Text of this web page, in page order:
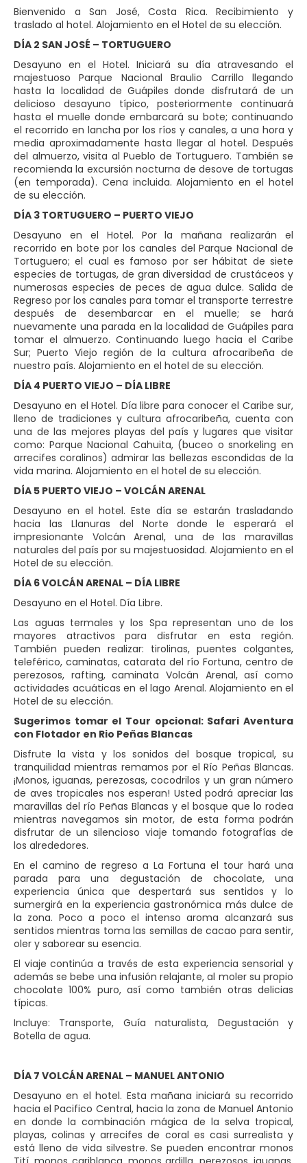
Bienvenido a San José, Costa Rica. Recibimiento y
traslado al hotel. Alojamiento en el Hotel de su elección.
DÍA 2 SAN JOSÉ – TORTUGUERO
Desayuno en el Hotel. Iniciará su día atravesando el
majestuoso Parque Nacional Braulio Carrillo llegando
hasta la localidad de Guápiles donde disfrutará de un
delicioso desayuno típico, posteriormente continuará
hasta el muelle donde embarcará su bote; continuando
el recorrido en lancha por los ríos y canales, a una hora y
media aproximadamente hasta llegar al hotel. Después
del almuerzo, visita al Pueblo de Tortuguero. También se
recomienda la excursión nocturna de desove de tortugas
(en temporada). Cena incluida. Alojamiento en el hotel
de su elección.
DÍA 3 TORTUGUERO – PUERTO VIEJO
Desayuno en el Hotel. Por la mañana realizarán el
recorrido en bote por los canales del Parque Nacional de
Tortuguero; el cual es famoso por ser hábitat de siete
especies de tortugas, de gran diversidad de crustáceos y
numerosas especies de peces de agua dulce. Salida de
Regreso por los canales para tomar el transporte terrestre
después de desembarcar en el muelle; se hará
nuevamente una parada en la localidad de Guápiles para
tomar el almuerzo. Continuando luego hacia el Caribe
Sur; Puerto Viejo región de la cultura afrocaribeña de
nuestro país. Alojamiento en el hotel de su elección.
DÍA 4 PUERTO VIEJO – DÍA LIBRE
Desayuno en el Hotel. Día libre para conocer el Caribe sur,
lleno de tradiciones y cultura afrocaribeña, cuenta con
una de las mejores playas del país y lugares que visitar
como: Parque Nacional Cahuita, (buceo o snorkeling en
arrecifes coralinos) admirar las bellezas escondidas de la
vida marina. Alojamiento en el hotel de su elección.
DÍA 5 PUERTO VIEJO – VOLCÁN ARENAL
Desayuno en el hotel. Este día se estarán trasladando
hacia las Llanuras del Norte donde le esperará el
impresionante Volcán Arenal, una de las maravillas
naturales del país por su majestuosidad. Alojamiento en el
Hotel de su elección.
DÍA 6 VOLCÁN ARENAL – DÍA LIBRE
Desayuno en el Hotel. Día Libre.
Las aguas termales y los Spa representan uno de los
mayores atractivos para disfrutar en esta región.
También pueden realizar: tirolinas, puentes colgantes,
teleférico, caminatas, catarata del río Fortuna, centro de
perezosos, rafting, caminata Volcán Arenal, así como
actividades acuáticas en el lago Arenal. Alojamiento en el
Hotel de su elección.
Sugerimos tomar el Tour opcional: Safari Aventura
con Flotador en Rio Peñas Blancas
Disfrute la vista y los sonidos del bosque tropical, su
tranquilidad mientras remamos por el Río Peñas Blancas.
¡Monos, iguanas, perezosas, cocodrilos y un gran número
de aves tropicales nos esperan! Usted podrá apreciar las
maravillas del río Peñas Blancas y el bosque que lo rodea
mientras navegamos sin motor, de esta forma podrán
disfrutar de un silencioso viaje tomando fotografías de
los alrededores.
En el camino de regreso a La Fortuna el tour hará una
parada para una degustación de chocolate, una
experiencia única que despertará sus sentidos y lo
sumergirá en la experiencia gastronómica más dulce de
la zona. Poco a poco el intenso aroma alcanzará sus
sentidos mientras toma las semillas de cacao para sentir,
oler y saborear su esencia.
El viaje continúa a través de esta experiencia sensorial y
además se bebe una infusión relajante, al moler su propio
chocolate 100% puro, así como también otras delicias
típicas.
Incluye: Transporte, Guía naturalista, Degustación y
Botella de agua.
DÍA 7 VOLCÁN ARENAL – MANUEL ANTONIO
Desayuno en el hotel. Esta mañana iniciará su recorrido
hacia el Pacifico Central, hacia la zona de Manuel Antonio
en donde la combinación mágica de la selva tropical,
playas, colinas y arrecifes de coral es casi surrealista y
está lleno de vida silvestre. Se pueden encontrar monos